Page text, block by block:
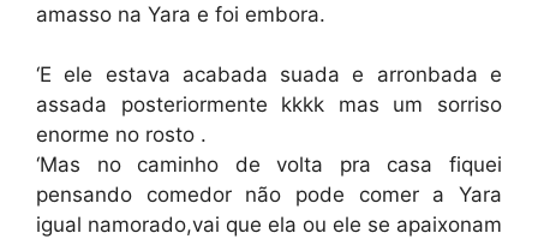
amasso na Yara e foi embora.
‘E ele estava acabada suada e arronbada e
assada posteriormente kkkk mas um sorriso
enorme no rosto .
‘Mas no caminho de volta pra casa fiquei
pensando comedor não pode comer a Yara
igual namorado,vai que ela ou ele se apaixonam